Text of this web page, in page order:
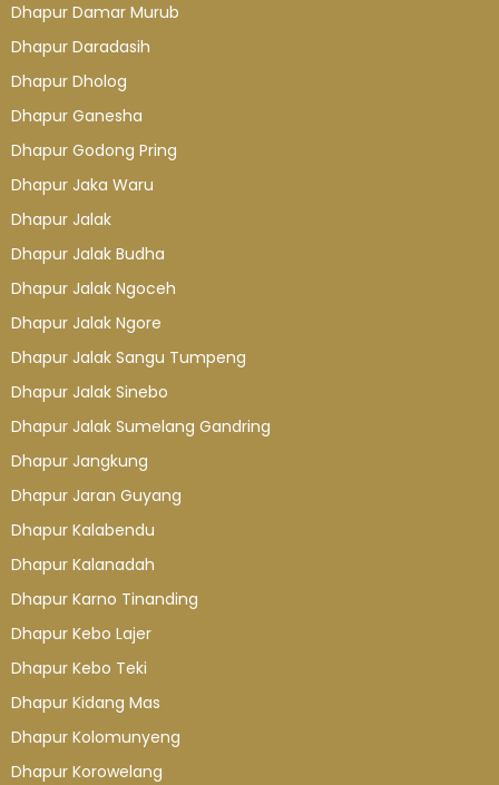
Dhapur Damar Murub
Dhapur Daradasih
Dhapur Dholog
Dhapur Ganesha
Dhapur Godong Pring
Dhapur Jaka Waru
Dhapur Jalak
Dhapur Jalak Budha
Dhapur Jalak Ngoceh
Dhapur Jalak Ngore
Dhapur Jalak Sangu Tumpeng
Dhapur Jalak Sinebo
Dhapur Jalak Sumelang Gandring
Dhapur Jangkung
Dhapur Jaran Guyang
Dhapur Kalabendu
Dhapur Kalanadah
Dhapur Karno Tinanding
Dhapur Kebo Lajer
Dhapur Kebo Teki
Dhapur Kidang Mas
Dhapur Kolomunyeng
Dhapur Korowelang